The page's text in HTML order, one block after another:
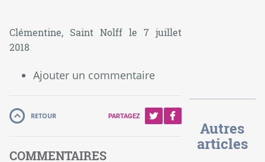
Clémentine, Saint Nolff le 7 juillet
2018
Autres
articles
Ajouter un commentaire
RETOUR PARTAGEZ
COMMENTAIRES